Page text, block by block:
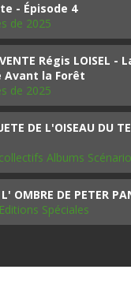
- Épisode 4
de 2025
Régis LOISEL -
Avant la Forêt
de 2025
DE L'OISEAU DU
Albums
OMBRE DE PETER
Spéciales